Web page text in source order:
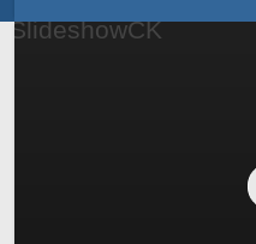
SlideshowCK